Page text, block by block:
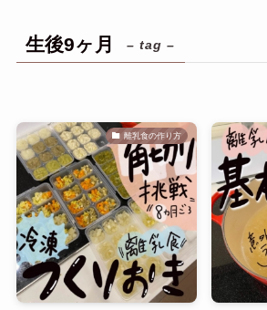
生後9ヶ月 – tag –
離乳食の作り方